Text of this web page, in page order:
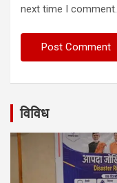
next time I comment.
विविध